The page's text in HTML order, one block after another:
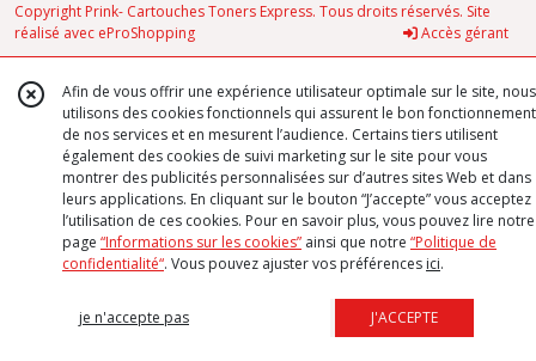
Copyright Prink- Cartouches Toners Express. Tous droits réservés. Site
réalisé avec eProShopping Accès gérant
Afin de vous offrir une expérience utilisateur optimale sur le site, nous
utilisons des cookies fonctionnels qui assurent le bon fonctionnement
de nos services et en mesurent l’audience. Certains tiers utilisent
également des cookies de suivi marketing sur le site pour vous
montrer des publicités personnalisées sur d’autres sites Web et dans
leurs applications. En cliquant sur le bouton “J’accepte” vous acceptez
l’utilisation de ces cookies. Pour en savoir plus, vous pouvez lire notre
page “Informations sur les cookies” ainsi que notre “Politique de
confidentialité“. Vous pouvez ajuster vos préférences ici.
je n'accepte pas J'ACCEPTE